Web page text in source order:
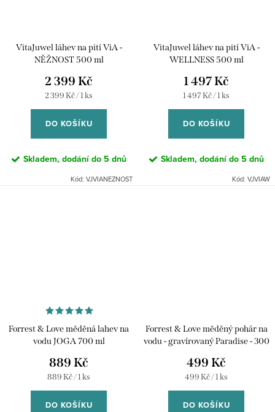
VitaJuwel láhev na pití ViA -
NĚŽNOST 500 ml
2 399 Kč
Měrná
cena:
2 399 Kč / 1 ks
DO KOŠÍKU
Skladem, dodání do 5 dnů
Kód: VJVIANEZNOST
VitaJuwel láhev na pití ViA -
WELLNESS 500 ml
1 497 Kč
Měrná
cena:
1 497 Kč / 1 ks
DO KOŠÍKU
Skladem, dodání do 5 dnů
Kód: VJVIAW
Forrest & Love měděná lahev na
vodu JOGA 700 ml
889 Kč
Měrná
cena:
889 Kč / 1 ks
DO KOŠÍKU
Forrest & Love měděný pohár na
vodu - gravírovaný Paradise - 300
499 Kč
Měrná
cena:
499 Kč / 1 ks
DO KOŠÍKU